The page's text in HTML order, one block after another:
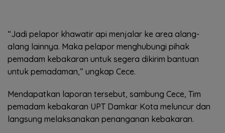
“Jadi pelapor khawatir api menjalar ke area alang-
alang lainnya. Maka pelapor menghubungi pihak
pemadam kebakaran untuk segera dikirim bantuan
untuk pemadaman,” ungkap Cece.
Mendapatkan laporan tersebut, sambung Cece, Tim
pemadam kebakaran UPT Damkar Kota meluncur dan
langsung melaksanakan penanganan kebakaran.